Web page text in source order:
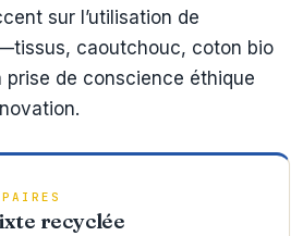
sur l’utilisation de
caoutchouc, coton bio
de conscience éthique
recyclée